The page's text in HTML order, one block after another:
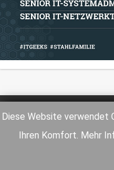
Diese Website verwendet
Ihren Komfort. Mehr